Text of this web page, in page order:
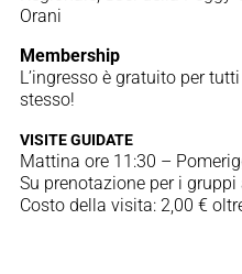
Orani
Membership
L’ingresso è gratuito per
stesso!
VISITE GUIDATE
Mattina ore 11:30 –
Su prenotazione per i
Costo della visita: 2,00 €